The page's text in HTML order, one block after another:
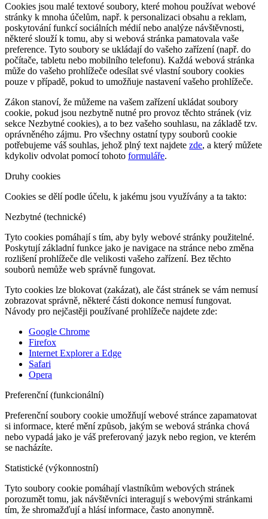
Cookies jsou malé textové soubory, které mohou používat webové
stránky k mnoha účelům, např. k personalizaci obsahu a reklam,
poskytování funkcí sociálních médií nebo analýze návštěvnosti,
některé slouží k tomu, aby si webová stránka pamatovala vaše
preference. Tyto soubory se ukládají do vašeho zařízení (např. do
počítače, tabletu nebo mobilního telefonu). Každá webová stránka
může do vašeho prohlížeče odesílat své vlastní soubory cookies
pouze v případě, pokud to umožňuje nastavení vašeho prohlížeče.
Zákon stanoví, že můžeme na vašem zařízení ukládat soubory
cookie, pokud jsou nezbytně nutné pro provoz těchto stránek (viz
sekce Nezbytné cookies), a to bez vašeho souhlasu, na základě tzv.
oprávněného zájmu. Pro všechny ostatní typy souborů cookie
potřebujeme váš souhlas, jehož plný text najdete zde, a který můžete
kdykoliv odvolat pomocí tohoto formuláře.
Druhy cookies
Cookies se dělí podle účelu, k jakému jsou využívány a ta takto:
Nezbytné (technické)
Tyto cookies pomáhají s tím, aby byly webové stránky použitelné.
Poskytují základní funkce jako je navigace na stránce nebo změna
rozlišení prohlížeče dle velikosti vašeho zařízení. Bez těchto
souborů nemůže web správně fungovat.
Tyto cookies lze blokovat (zakázat), ale část stránek se vám nemusí
zobrazovat správně, některé části dokonce nemusí fungovat.
Návody pro nejčastěji používané prohlížeče najdete zde:
Google Chrome
Firefox
Internet Explorer a Edge
Safari
Opera
Preferenční (funkcionální)
Preferenční soubory cookie umožňují webové stránce zapamatovat
si informace, které mění způsob, jakým se webová stránka chová
nebo vypadá jako je váš preferovaný jazyk nebo region, ve kterém
se nacházíte.
Statistické (výkonnostní)
Tyto soubory cookie pomáhají vlastníkům webových stránek
porozumět tomu, jak návštěvníci interagují s webovými stránkami
tím, že shromažďují a hlásí informace, často anonymně.